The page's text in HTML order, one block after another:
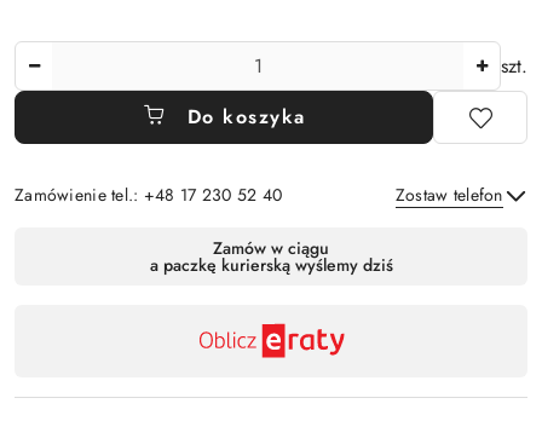
szt.
Do koszyka
Zamówienie tel.: +48 17 230 52 40 Zostaw telefon
Zamów w ciągu
a paczkę kurierską wyślemy dziś